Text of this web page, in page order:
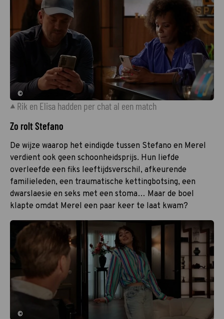
©
Rik en Elisa hadden per chat al een match
Zo rolt Stefano
De wijze waarop het eindigde tussen Stefano en Merel
verdient ook geen schoonheidsprijs. Hun liefde
overleefde een fiks leeftijdsverschil, afkeurende
familieleden, een traumatische kettingbotsing, een
dwarslaesie en seks met een stoma… Maar de boel
klapte omdat Merel een paar keer te laat kwam?
©